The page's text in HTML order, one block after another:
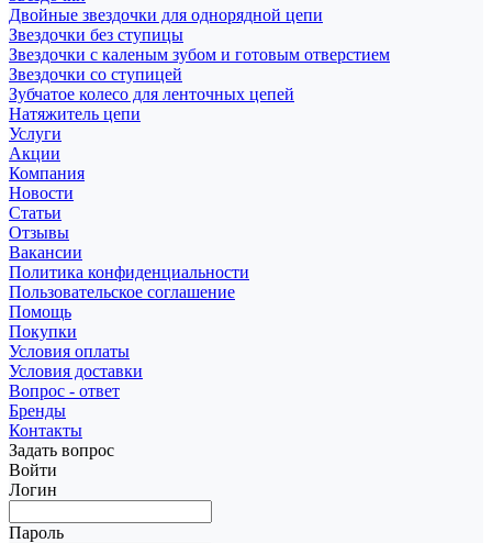
Двойные звездочки для однорядной цепи
Звездочки без ступицы
Звездочки с каленым зубом и готовым отверстием
Звездочки со ступицей
Зубчатое колесо для ленточных цепей
Натяжитель цепи
Услуги
Акции
Компания
Новости
Статьи
Отзывы
Вакансии
Политика конфиденциальности
Пользовательское соглашение
Помощь
Покупки
Условия оплаты
Условия доставки
Вопрос - ответ
Бренды
Контакты
Задать вопрос
Войти
Логин
Пароль